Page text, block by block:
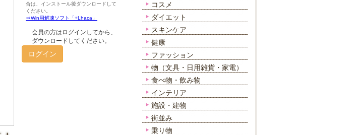
会員の方はログインしてから、
ダウンロードしてください。
ログイン
コスメ
ダイエット
スキンケア
健康
ファッション
物（文具・日用雑貨・家電）
食べ物・飲み物
インテリア
施設・建物
街並み
乗り物